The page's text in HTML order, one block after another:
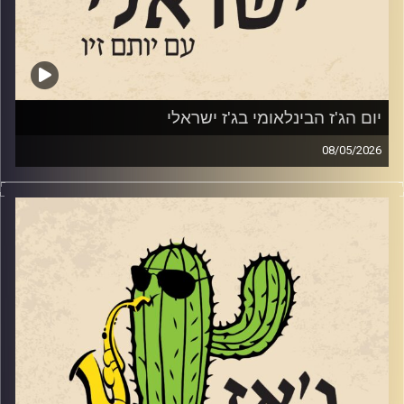
שרון מנצור
ענת כהן
ניתאי הרשקוביץ
קרדיט תמונות:רותם בר-אילן
יום הג'ז הבינלאומי בג'ז ישראלי
08/05/2026
בשבוע שעבר, ב – 30.4 ציינו ברחבי העולם את יום הג'ז
הבינלאומי. כמידי שנה ביום הזה אנחנו מרשים לעצמינו לשמוע
PAT METHENY – https://www.allmusic.com/album/side-
eye-iii–mw0004758439
Mark Turner —Patternmaster